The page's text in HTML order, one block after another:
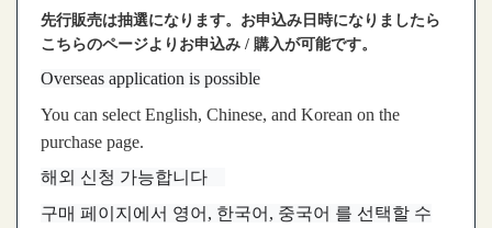
先行販売は抽選になります。お申込み日時になりましたら
こちらのページよりお申込み / 購入が可能です。
Overseas application is possible
You can select English, Chinese, and Korean on the
purchase page.
해외 신청 가능합니다
구매 페이지에서 영어, 한국어, 중국어 를 선택할 수